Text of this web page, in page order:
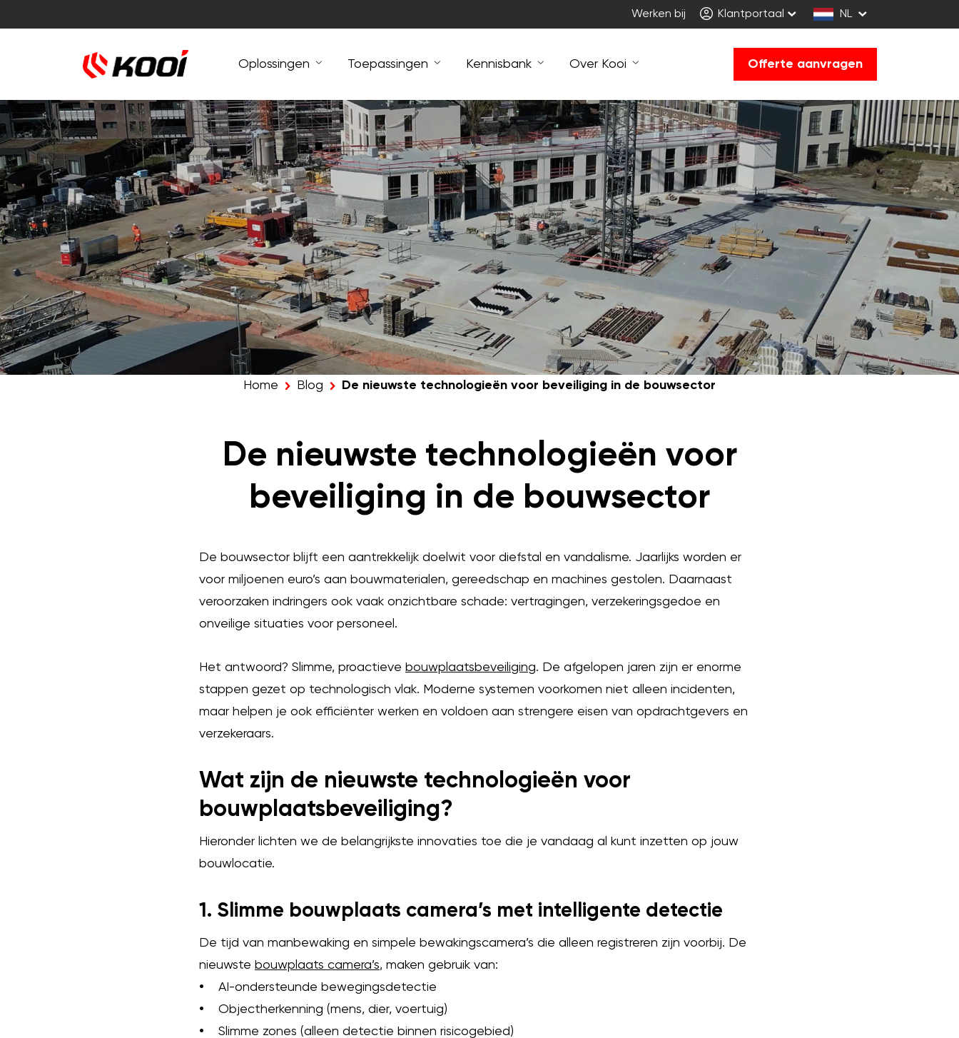
Werken bij Klantportaal NL
Offerte aanvragen
Oplossingen Toepassingen Kennisbank Over Kooi
Home Blog De nieuwste technologieën voor beveiliging in de bouwsector
De nieuwste technologieën voor
beveiliging in de bouwsector
De bouwsector blijft een aantrekkelijk doelwit voor diefstal en vandalisme. Jaarlijks worden er
voor miljoenen euro’s aan bouwmaterialen, gereedschap en machines gestolen. Daarnaast
veroorzaken indringers ook vaak onzichtbare schade: vertragingen, verzekeringsgedoe en
onveilige situaties voor personeel.
Het antwoord? Slimme, proactieve bouwplaatsbeveiliging. De afgelopen jaren zijn er enorme
stappen gezet op technologisch vlak. Moderne systemen voorkomen niet alleen incidenten,
maar helpen je ook efficiënter werken en voldoen aan strengere eisen van opdrachtgevers en
verzekeraars.
Wat zijn de nieuwste technologieën voor
bouwplaatsbeveiliging?
Hieronder lichten we de belangrijkste innovaties toe die je vandaag al kunt inzetten op jouw
bouwlocatie.
1. Slimme bouwplaats camera’s met intelligente detectie
De tijd van manbewaking en simpele bewakingscamera’s die alleen registreren zijn voorbij. De
nieuwste bouwplaats camera’s, maken gebruik van:
• AI-ondersteunde bewegingsdetectie
• Objectherkenning (mens, dier, voertuig)
• Slimme zones (alleen detectie binnen risicogebied)